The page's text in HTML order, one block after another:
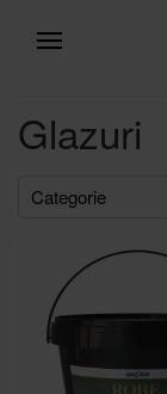
Glazuri
Categorie